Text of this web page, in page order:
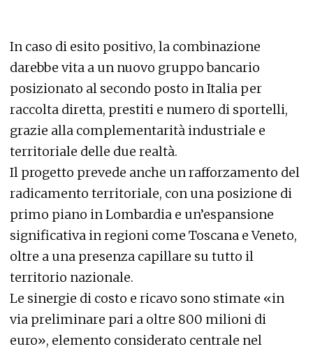
In caso di esito positivo, la combinazione
darebbe vita a un nuovo gruppo bancario
posizionato al secondo posto in Italia per
raccolta diretta, prestiti e numero di sportelli,
grazie alla complementarità industriale e
territoriale delle due realtà.
Il progetto prevede anche un rafforzamento del
radicamento territoriale, con una posizione di
primo piano in Lombardia e un’espansione
significativa in regioni come Toscana e Veneto,
oltre a una presenza capillare su tutto il
territorio nazionale.
Le sinergie di costo e ricavo sono stimate «in
via preliminare pari a oltre 800 milioni di
euro», elemento considerato centrale nel